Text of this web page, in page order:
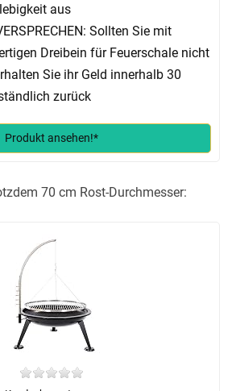
aus
Sollten Sie mit
Dreibein für Feuerschale nicht
Sie ihr Geld innerhalb 30
zurück
Produkt ansehen!*
70 cm Rost-Durchmesser: